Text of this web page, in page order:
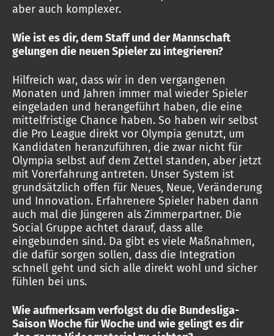
aber auch komplexer.
Wie ist es dir, dem Staff und der Mannschaft
gelungen die neuen Spieler zu integrieren?
Hilfreich war, dass wir in den vergangenen
Monaten und Jahren immer mal wieder Spieler
eingeladen und herangeführt haben, die eine
mittelfristige Chance haben. So haben wir selbst
die Pro League direkt vor Olympia genutzt, um
Kandidaten heranzuführen, die zwar nicht für
Olympia selbst auf dem Zettel standen, aber jetzt
mit Vorerfahrung antreten. Unser System ist
grundsätzlich offen für Neues, Neue, Veränderung
und Innovation. Erfahrenere Spieler haben dann
auch mal die Jüngeren als Zimmerpartner. Die
Social Gruppe achtet darauf, dass alle
eingebunden sind. Da gibt es viele Maßnahmen,
die dafür sorgen sollen, dass die Integration
schnell geht und sich alle direkt wohl und sicher
fühlen bei uns.
Wie aufmerksam verfolgst du die Bundesliga-
Saison Woche für Woche und wie gelingt es dir